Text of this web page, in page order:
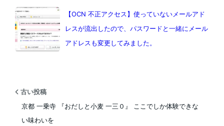
【OCN 不正アクセス】使っていないメールアド
レスが流出したので、パスワードと一緒にメール
アドレスも変更してみました。
古い投稿
京都 一乗寺 『おだしと小麦 一三０』 ここでしか体験できな
い味わいを